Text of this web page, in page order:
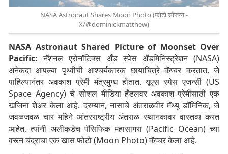
NASA Astronaut Shares Moon Photo (फोटो सौजन्य -
X/@dominickmatthew)
NASA Astronaut Shared Picture of Moonset Over
Pacific: नॅशनल एरोनॉटिक्स अँड स्पेस ॲडमिनिस्ट्रेशन (NASA)
अनेकदा आपल्या पृथ्वीची आश्चर्यकारक छायाचित्रे कॅप्चर करतात. जे
पाहिल्यानंतर अवकाश प्रेमी मंत्रमुग्ध होतात. यूएस स्पेस एजन्सी (US
Space Agency) चे सोशल मीडिया हँडलवर अवकाश प्रेमींसाठी एक
खजिना शेअर केला आहे. दरम्यान, नासाचे अंतराळवीर मॅथ्यू डॉमिनिक, जे
जवळजवळ चार महिने आंतरराष्ट्रीय अंतराळ स्थानकावर वास्तव्य करत
आहेत, त्यांनी अलीकडेच पॅसिफिक महासागरा (Pacific Ocean) च्या
वरून चंद्राचा एक खास फोटो (Moon Photo) कॅप्चर केला आहे.